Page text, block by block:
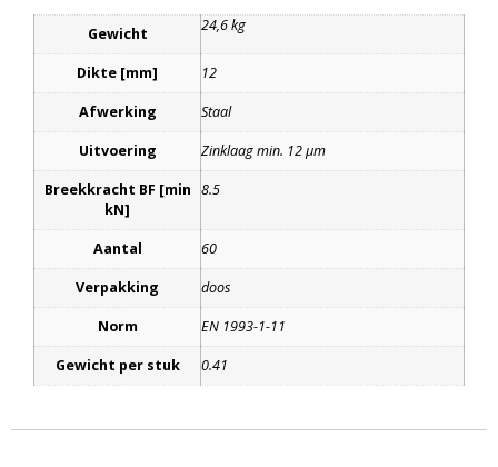
Gewicht 24,6 kg
Dikte [mm] 12
Afwerking Staal
Uitvoering Zinklaag min. 12 μm
Breekkracht BF [min
kN]
8.5
Aantal 60
Verpakking doos
Norm EN 1993-1-11
Gewicht per stuk 0.41